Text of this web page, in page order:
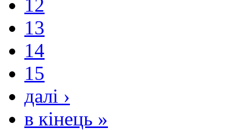
12
13
14
15
далі ›
в кінець »